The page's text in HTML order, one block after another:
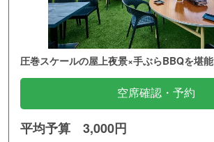
圧巻スケールの屋上夜景×手ぶらBBQを堪能
空席確認・予約
平均予算 3,000円